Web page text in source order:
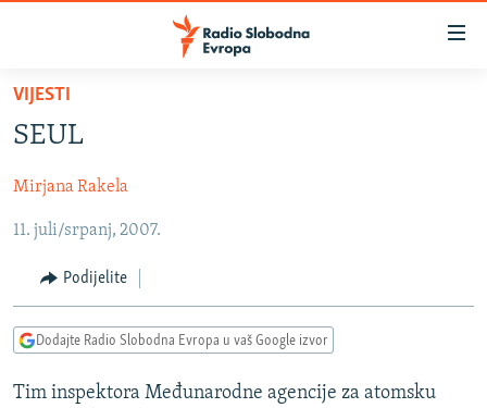
Pređite
glavni
Pređite
na
navigaciju
Pređite
na
pretragu
SRBIJA
KOSOVO
CRNA GORA
VIZUELNO
VIDEO
FOTOGALERIJE
PODCASTI
RAT U UKRAJINI
VIJESTI
SEUL
Mirjana Rakela
11. juli/srpanj, 2007.
Podijelite
Dodajte Radio Slobodna Evropa u vaš Google izvor
Tim inspektora Međunarodne agencije za atomsku